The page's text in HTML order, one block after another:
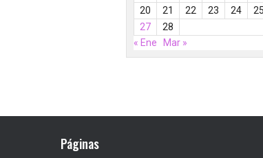
20
21 22 23 24 25
27
28
« Ene
Mar »
Páginas